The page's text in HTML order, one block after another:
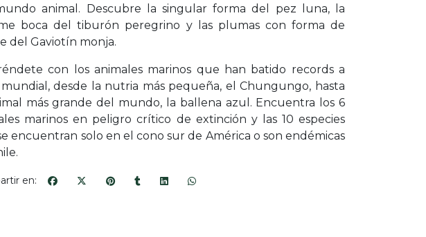
animal. Descubre la singular forma del pez luna, la
boca del tiburón peregrino y las plumas con forma de
del Gaviotín monja.
con los animales marinos que han batido records a
desde la nutria más pequeña, el Chungungo, hasta
más grande del mundo, la ballena azul. Encuentra los 6
marinos en peligro crítico de extinción y las 10 especies
encuentran solo en el cono sur de América o son endémicas
en: